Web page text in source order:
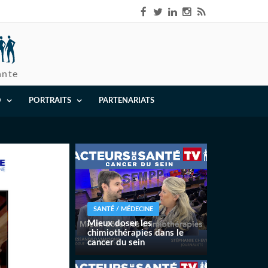
PORTRAITS PARTENARIATS
SANTÉ / MÉDECINE
Mieux doser les
chimiothérapies dans le
cancer du sein
sont un atout fondamental